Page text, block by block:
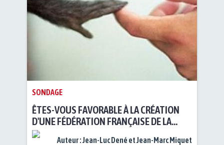
SONDAGE
ÊTES-VOUS FAVORABLE À LA CRÉATION
D'UNE FÉDÉRATION FRANÇAISE DE LA
CAUSE ANIMALE (FFCA) ?
Auteur :Jean-Luc Dené et Jean-Marc Miquet